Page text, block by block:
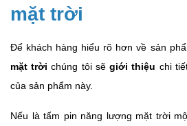
mặt trời
Để khách hàng hiểu rõ hơn về sản
mặt trời chúng tôi sẽgiới thiệu chi
của sản phẩm này.
Nếu là tấm pin năng lượng mặt trời